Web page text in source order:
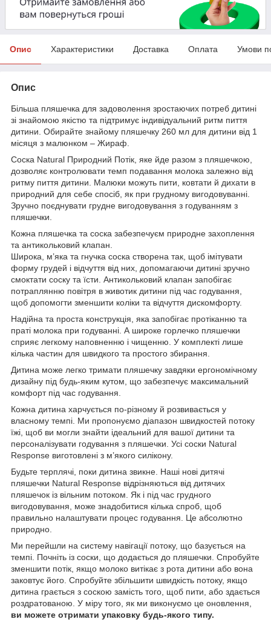
Опис Характеристики Доставка Оплата Умови
Опис
Більша пляшечка для задоволення зростаючих потреб дитині
зі знайомою якістю та підтримує індивідуальний ритм пиття
дитини. Обирайте знайому пляшечку 260 мл для дитини від 1
місяця з малюнком – Жираф.
Соска Natural Природний Потік, яке йде разом з пляшечкою,
дозволяє контролювати темп подавання молока залежно від
ритму пиття дитини. Малюки можуть пити, ковтати й дихати в
природний для себе спосіб, як при грудному вигодовуванні.
Зручно поєднувати грудне вигодовування з годуванням з
пляшечки.
Кожна пляшечка та соска забезпечуєм природне захоплення
та антикольковий клапан.
Широка, м’яка та гнучка соска створена так, щоб імітувати
форму грудей і відчуття від них, допомагаючи дитині зручно
смоктати соску та їсти. Антикольковий клапан запобігає
потраплянню повітря в животик дитини під час годування,
щоб допомогти зменшити коліки та відчуття дискомфорту.
Надійна та проста конструкція, яка запобігає протіканню та
праті молока при годуванні. А широке горлечко пляшечки
сприяє легкому наповненню і чищенню. У комплекті лише
кілька частин для швидкого та простого збирання.
Дитина може легко тримати пляшечку завдяки ергономічному
дизайну під будь-яким кутом, що забезпечує максимальний
комфорт під час годування.
Кожна дитина харчується по-різному й розвивається у
власному темпі. Ми пропонуємо діапазон швидкостей потоку
їжі, щоб ви могли знайти ідеальний для вашої дитини та
персоналізувати годування з пляшечки. Усі соски Natural
Response виготовлені з м’якого силікону.
Будьте терплячі, поки дитина звикне. Наші нові дитячі
пляшечки Natural Response відрізняються від дитячих
пляшечок із вільним потоком. Як і під час грудного
вигодовування, може знадобитися кілька спроб, щоб
правильно налаштувати процес годування. Це абсолютно
природно.
Ми перейшли на систему навігації потоку, що базується на
темпі. Почніть із соски, що додається до пляшечки. Спробуйте
зменшити потік, якщо молоко витікає з рота дитини або вона
заковтує його. Спробуйте збільшити швидкість потоку, якщо
дитина грається з соскою замість того, щоб пити, або здається
роздратованою. У міру того, як ми виконуємо це оновлення,
ви можете отримати упаковку будь-якого типу.